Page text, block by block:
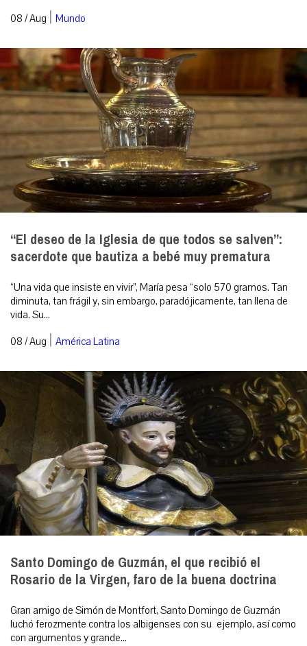
08 / Aug | Mundo
“El deseo de la Iglesia de que todos se salven”:
sacerdote que bautiza a bebé muy prematura
“Una vida que insiste en vivir”, María pesa “solo 570 gramos. Tan
diminuta, tan frágil y, sin embargo, paradójicamente, tan llena de
vida. Su...
08 / Aug | América Latina
Santo Domingo de Guzmán, el que recibió el
Rosario de la Virgen, faro de la buena doctrina
Gran amigo de Simón de Montfort, Santo Domingo de Guzmán
luchó ferozmente contra los albigenses con su ejemplo, así como
con argumentos y grande...